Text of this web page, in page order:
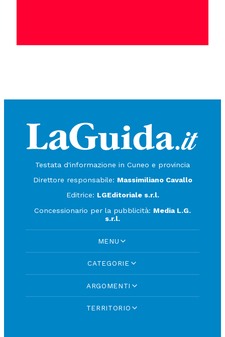
Testata d'informazione in Cuneo e provincia
Direttore responsabile: Massimiliano Cavallo
Editrice: LGEditoriale s.r.l.
Concessionario per la pubblicità: Media L.G.
s.r.l.
MENU
CATEGORIE
ARGOMENTI
TERRITORIO